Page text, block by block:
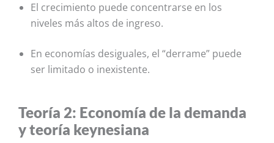
El crecimiento puede concentrarse en los
niveles más altos de ingreso.
En economías desiguales, el “derrame” puede
ser limitado o inexistente.
Teoría 2: Economía de la demanda
y teoría keynesiana